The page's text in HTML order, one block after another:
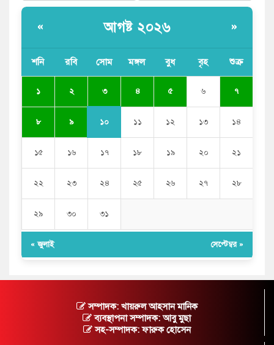
« আগষ্ট ২০২৬ »
শনি রবি সোম মঙ্গল বুধ বৃহ শুক্র
১ ২ ৩ ৪ ৫ ৬ ৭
৮ ৯ ১০ ১১ ১২ ১৩ ১৪
১৫ ১৬ ১৭ ১৮ ১৯ ২০ ২১
২২ ২৩ ২৪ ২৫ ২৬ ২৭ ২৮
২৯ ৩০ ৩১
« জুলাই সেপ্টেম্বর »
সম্পাদক: খায়রুল আহসান মানিক
ব্যবস্থাপনা সম্পাদক: আবু মুছা
সহ-সম্পাদক: ফারুক হোসেন